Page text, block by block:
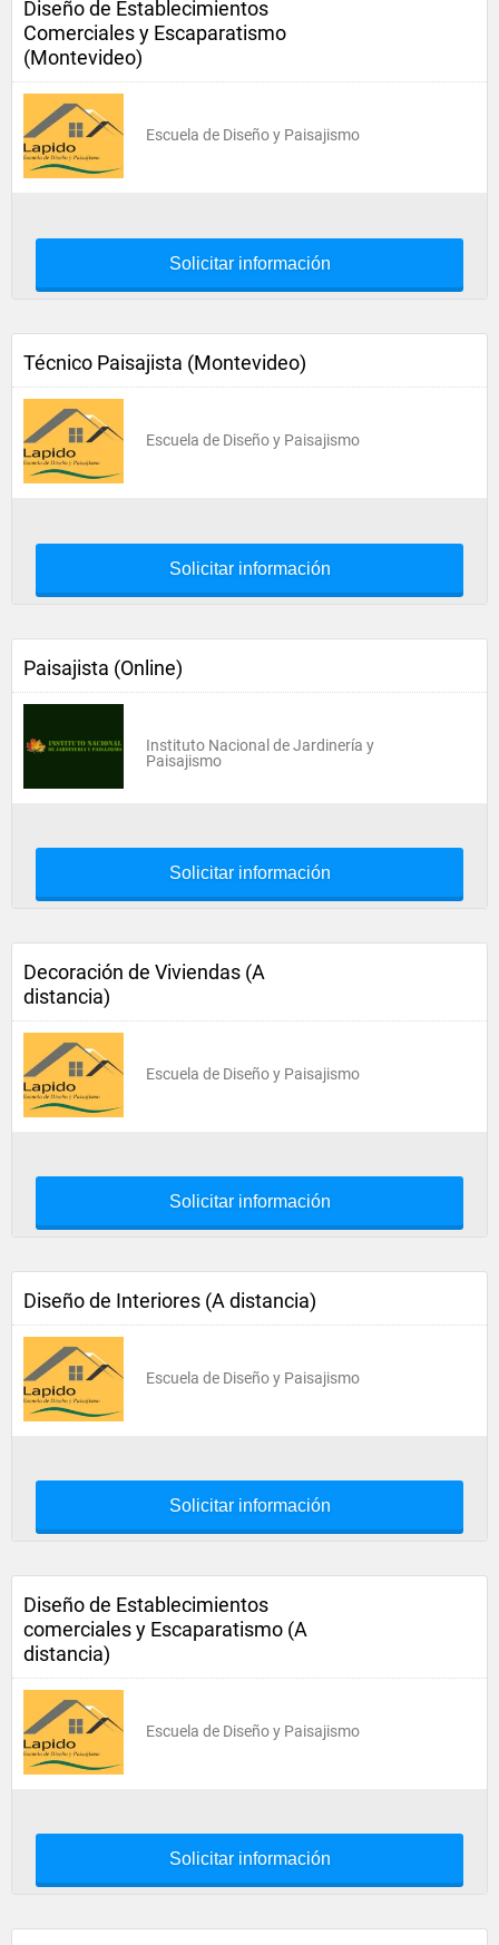
Diseño de Establecimientos
Comerciales y Escaparatismo
(Montevideo)
Escuela de Diseño y Paisajismo
Solicitar información
Técnico Paisajista (Montevideo)
Escuela de Diseño y Paisajismo
Solicitar información
Paisajista (Online)
Instituto Nacional de Jardinería y
Paisajismo
Solicitar información
Decoración de Viviendas (A
distancia)
Escuela de Diseño y Paisajismo
Solicitar información
Diseño de Interiores (A distancia)
Escuela de Diseño y Paisajismo
Solicitar información
Diseño de Establecimientos
comerciales y Escaparatismo (A
distancia)
Escuela de Diseño y Paisajismo
Solicitar información